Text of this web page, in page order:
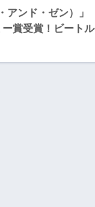
アンド・ゼン）」
賞受賞！ビートル